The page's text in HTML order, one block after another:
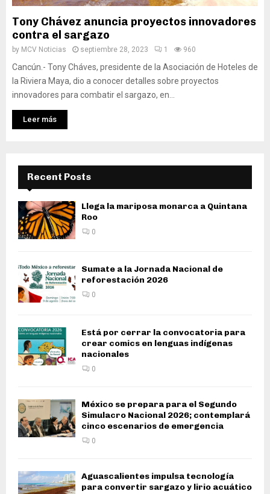
Tony Chávez anuncia proyectos innovadores
contra el sargazo
by MCV Noticias septiembre 28, 2023 1 960
Cancún.- Tony Cháves, presidente de la Asociación de Hoteles de
la Riviera Maya, dio a conocer detalles sobre proyectos
innovadores para combatir el sargazo, en...
Leer más
Recent Posts
Llega la mariposa monarca a Quintana
Roo
0
Sumate a la Jornada Nacional de
reforestación 2026
0
Está por cerrar la convocatoria para
crear comics en lenguas indígenas
nacionales
0
México se prepara para el Segundo
Simulacro Nacional 2026; contemplará
cinco escenarios de emergencia
0
Aguascalientes impulsa tecnología
para convertir sargazo y lirio acuático